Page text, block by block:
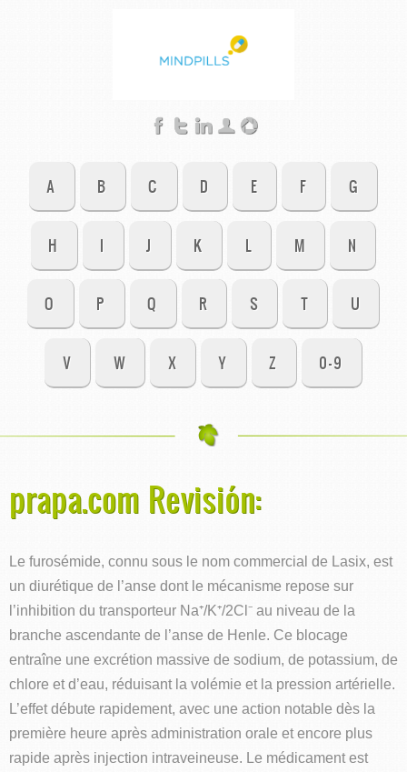
A B C D E F G
H I J K L M N
O P Q R S T U
V W X Y Z 0-9
prapa.com Revisión:
Le furosémide, connu sous le nom commercial de Lasix, est
un diurétique de l’anse dont le mécanisme repose sur
l’inhibition du transporteur Na⁺/K⁺/2Cl⁻ au niveau de la
branche ascendante de l’anse de Henle. Ce blocage
entraîne une excrétion massive de sodium, de potassium, de
chlore et d’eau, réduisant la volémie et la pression artérielle.
L’effet débute rapidement, avec une action notable dès la
première heure après administration orale et encore plus
rapide après injection intraveineuse. Le médicament est